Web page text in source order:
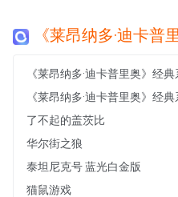
《莱昂纳多·迪卡
《莱昂纳多·迪卡普里奥》经
《莱昂纳多·迪卡普里奥》经
了不起的盖茨比
华尔街之狼
泰坦尼克号 蓝光白金版
猫鼠游戏